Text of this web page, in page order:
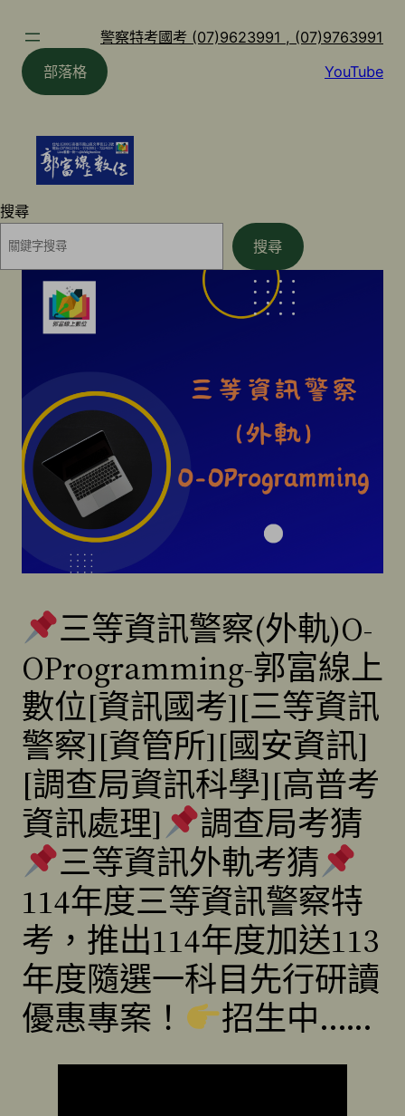
警察特考國考 (07)9623991 , (07)9763991
部落格
YouTube
搜尋
搜尋
三等資訊警察(外軌)O-
OProgramming-郭富線上
數位[資訊國考][三等資訊
警察][資管所][國安資訊]
[調查局資訊科學][高普考
資訊處理]
調查局考猜
三等資訊外軌考猜
114年度三等資訊警察特
考，推出114年度加送113
年度隨選一科目先行研讀
優惠專案！
招生中..….